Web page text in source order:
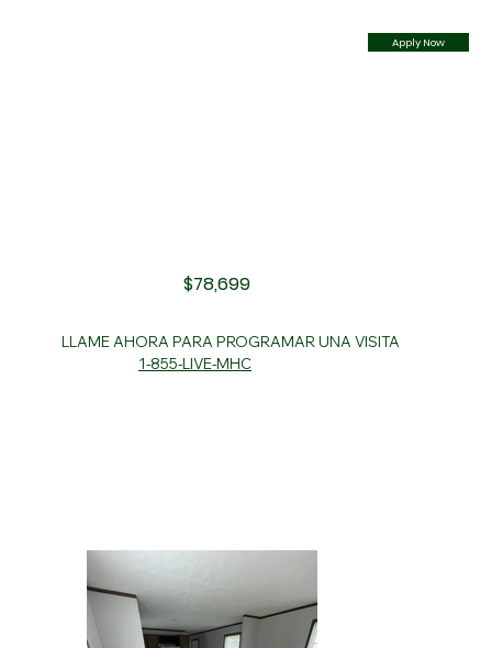
Apply Now
$78,699
1-855-LIVE-MHC
LLAME AHORA PARA PROGRAMAR UNA VISITA